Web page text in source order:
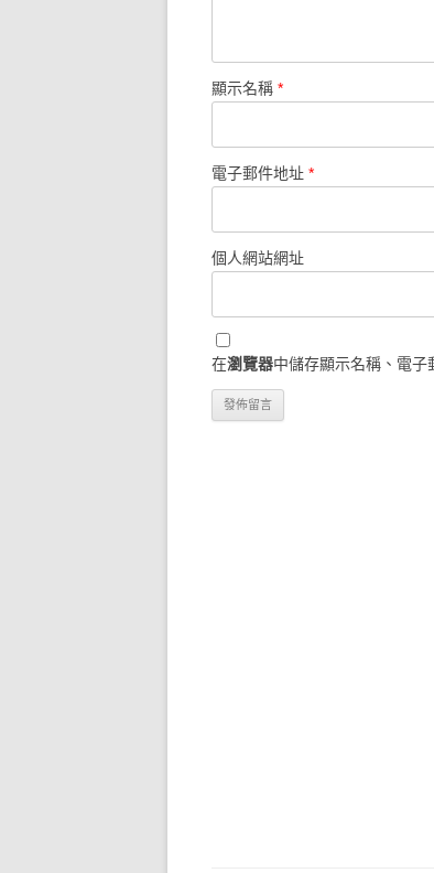
顯示名稱 *
電子郵件地址 *
個人網站網址
在瀏覽器中儲存顯示名稱、電子